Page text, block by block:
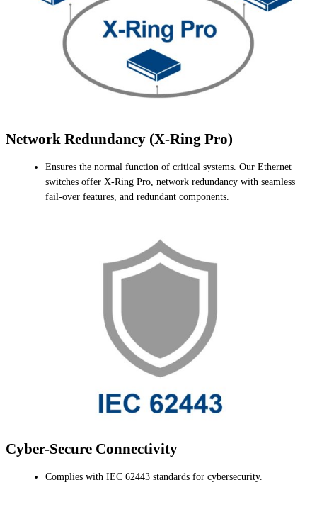
Network Redundancy (X-Ring Pro)
Ensures the normal function of critical systems. Our Ethernet
switches offer X-Ring Pro, network redundancy with seamless
fail-over features, and redundant components.
Cyber-Secure Connectivity
Complies with IEC 62443 standards for cybersecurity.